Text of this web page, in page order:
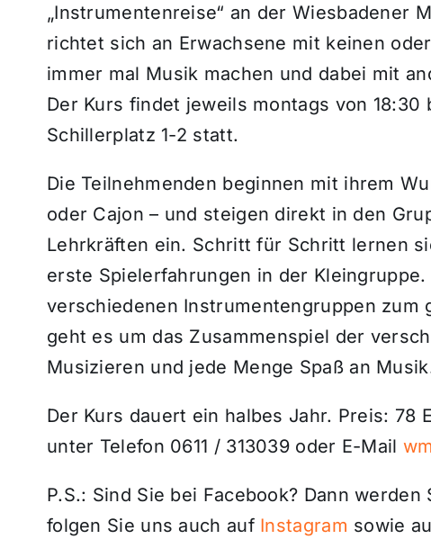
„Instrumentenreise“ an der Wiesbadener
richtet sich an Erwachsene mit keinen
immer mal Musik machen und dabei mit
Der Kurs findet jeweils montags von 18:30
Schillerplatz 1-2 statt.
Die Teilnehmenden beginnen mit ihrem
oder Cajon – und steigen direkt in den
Lehrkräften ein. Schritt für Schritt lernen
erste Spielerfahrungen in der
verschiedenen Instrumentengruppen zum
geht es um das Zusammenspiel der
Musizieren und jede Menge Spaß an
Der Kurs dauert ein halbes Jahr. Preis: 78
unter Telefon 0611 / 313039 oder E-Mail
P.S.: Sind Sie bei Facebook? Dann werden
folgen Sie uns auch auf Instagram sowie